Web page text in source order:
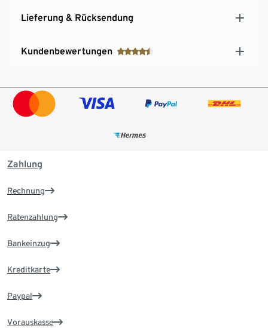
Lieferung & Rücksendung
Kundenbewertungen
Zahlung
Rechnung
Ratenzahlung
Bankeinzug
Kreditkarte
Paypal
Vorauskasse